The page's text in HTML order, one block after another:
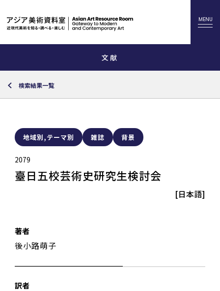
文献
検索結果一覧
地域別,テーマ別 雑誌 背景
2079
臺日五校芸術史研究生検討会
[日本語]
著者
後小路萌子
訳者